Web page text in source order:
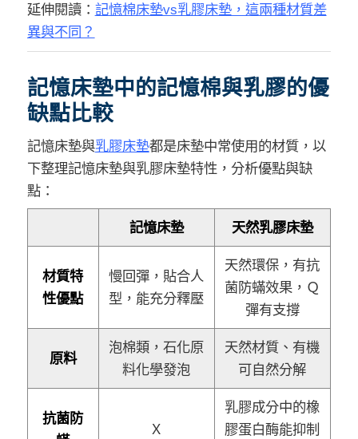
延伸閱讀： 記憶棉床墊vs乳膠床墊，這兩種材質差
異與不同？
記憶床墊中的記憶棉與乳膠的優
缺點比較
記憶床墊與乳膠床墊都是床墊中常使用的材質，以
下整理記憶床墊與乳膠床墊特性，分析優點與缺
點：
記憶床墊 天然乳膠床墊
材質特
性優點
慢回彈，貼合人
型，能充分釋壓
天然環保，有抗
菌防蟎效果，Ｑ
彈有支撐
原料
泡棉類，石化原
料化學發泡
天然材質、有機
可自然分解
抗菌防
Ｘ
乳膠成分中的橡
膠蛋白酶能抑制